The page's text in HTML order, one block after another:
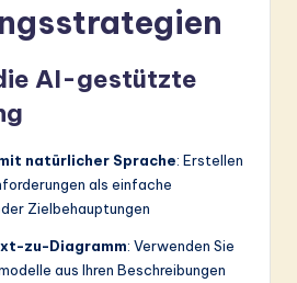
AI-gestützte
natürlicher Sprache: Erstellen
als einfache
Zielbehauptungen
zu-Diagramm: Verwenden Sie
aus Ihren Beschreibungen